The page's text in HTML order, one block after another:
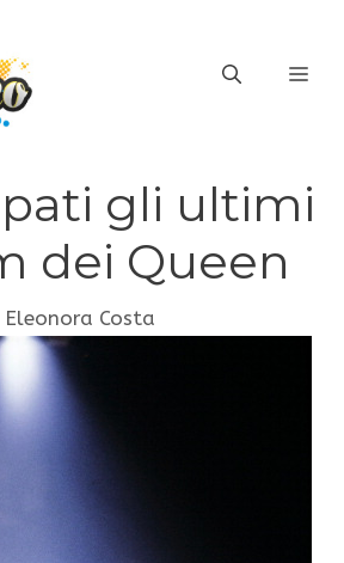
gli ultimi
dei Queen
Eleonora Costa